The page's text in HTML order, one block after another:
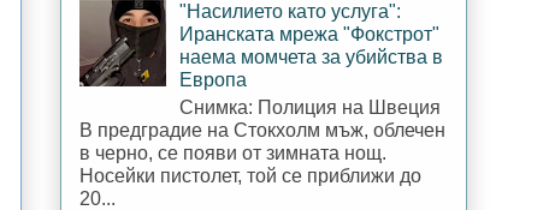
"Насилието като услуга":
Иранската мрежа "Фокстрот"
наема момчета за убийства в
Европа
Снимка: Полиция на Швеция
В предградие на Стокхолм мъж, облечен
в черно, се появи от зимната нощ.
Носейки пистолет, той се приближи до
20...